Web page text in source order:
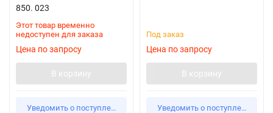
850. 023
Этот товар временно
недоступен для заказа
Цена по запросу
В корзину
Уведомить о поступлении
Под заказ
Цена по запросу
В корзину
Уведомить о поступлении